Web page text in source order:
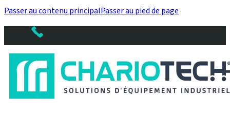
Passer au contenu principalPasser au pied de page